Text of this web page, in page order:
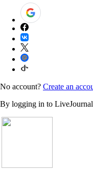
No account? Create an
By logging in to